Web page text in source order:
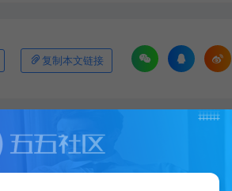
复制本文链接
倚天剑 动态内观特效